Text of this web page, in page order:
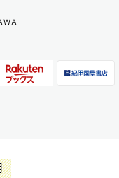
ＷＡ